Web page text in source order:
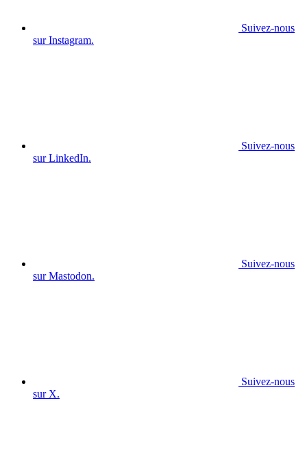
Suivez-nous
sur Instagram.
Suivez-nous
sur LinkedIn.
Suivez-nous
sur Mastodon.
Suivez-nous
sur X.